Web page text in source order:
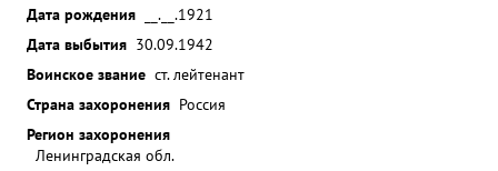
Дата рождения
__.__.1921
Дата выбытия 30.09.1942
Воинское звание ст. лейтенант
Страна захоронения Россия
Регион захоронения
Ленинградская обл.